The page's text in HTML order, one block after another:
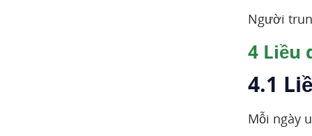
Người
4 Liều
4.1
Mỗi ngày